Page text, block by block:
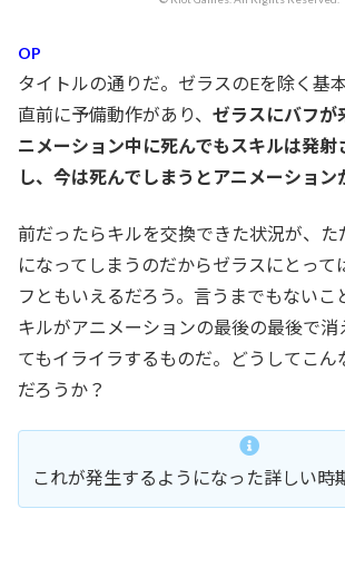
OP
タイトルの通りだ。ゼラスのEを除く基
直前に予備動作があり、 ゼラスにバフが
ニメーション中に死んでもスキルは発射
し、今は死んでしまうとアニメーション
前だったらキルを交換できた状況が、た
になってしまうのだからゼラスにとって
フともいえるだろう。言うまでもないこ
キルがアニメーションの最後の最後で消
てもイライラするものだ。どうしてこん
だろうか？
これが発生するようになった詳しい時